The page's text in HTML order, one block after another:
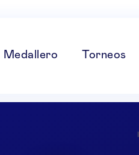
Medallero Torneos